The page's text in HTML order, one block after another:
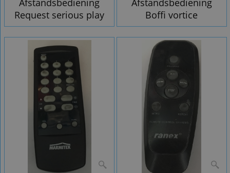
Afstandsbediening
Request serious play
Afstandsbediening
Boffi vortice